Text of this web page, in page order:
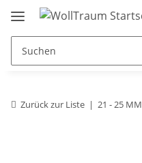
Zurück zur Liste 21 - 25 MM